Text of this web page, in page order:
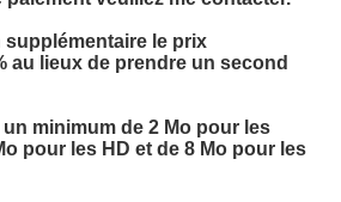
le prix
au lieux de prendre un second
minimum de 2 Mo pour les
pour les HD et de 8 Mo pour les